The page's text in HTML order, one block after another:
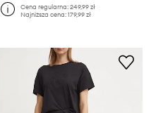
Cena regularna:249,99 zł
Najniższa cena:179,99 zł